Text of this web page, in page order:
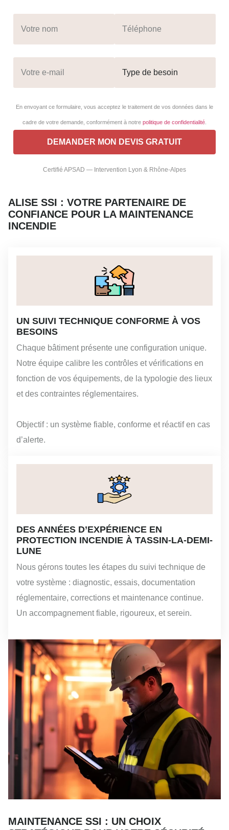
En envoyant ce formulaire, vous acceptez le traitement de vos données dans le
cadre de votre demande, conformément à notre politique de confidentialité
Certifié APSAD — Intervention Lyon & Rhône-Alpes
ALISE SSI : VOTRE PARTENAIRE DE
CONFIANCE POUR LA MAINTENANCE
INCENDIE
UN SUIVI TECHNIQUE CONFORME À VOS
BESOINS
Chaque bâtiment présente une configuration unique.
Notre équipe calibre les contrôles et vérifications en
fonction de vos équipements, de la typologie des lieux
et des contraintes réglementaires.
Objectif : un système fiable, conforme et réactif en cas
d’alerte.
DES ANNÉES D’EXPÉRIENCE EN
PROTECTION INCENDIE À TASSIN-LA-DEMI-
LUNE
Nous gérons toutes les étapes du suivi technique de
votre système : diagnostic, essais, documentation
réglementaire, corrections et maintenance continue.
Un accompagnement fiable, rigoureux, et serein.
MAINTENANCE SSI : UN CHOIX